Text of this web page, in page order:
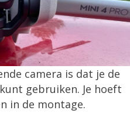
camera is dat je de
gebruiken. Je hoeft
in de montage.